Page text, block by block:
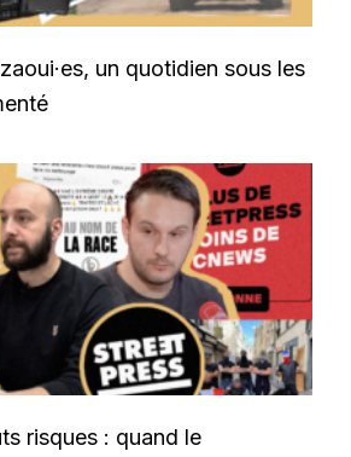
un quotidien sous les
risques : quand le